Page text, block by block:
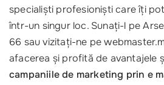
specialiști profesioniști care îți
într-un singur loc. Sunați-l pe
66 sau vizitați-ne pe
afacerea și profită de avantajele
campaniile de marketing prin e